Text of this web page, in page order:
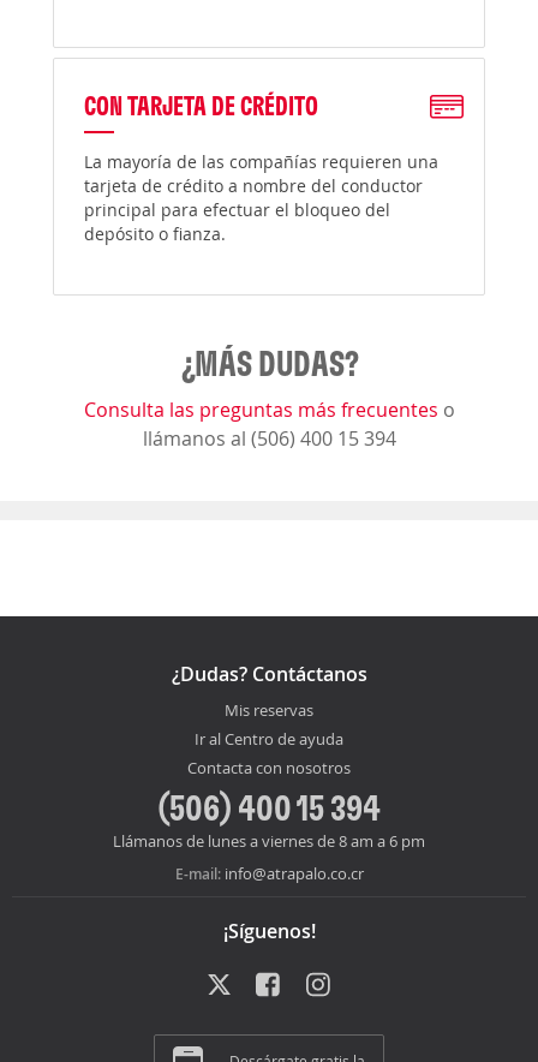
CON TARJETA DE CRÉDITO
La mayoría de las compañías requieren una
tarjeta de crédito a nombre del conductor
principal para efectuar el bloqueo del
depósito o fianza.
¿MÁS DUDAS?
Consulta las preguntas más frecuentes o
llámanos al (506) 400 15 394
¿Dudas? Contáctanos
Mis reservas
Ir al Centro de ayuda
Contacta con nosotros
(506) 400 15 394
Llámanos de lunes a viernes de 8 am a 6 pm
E-mail: info@atrapalo.co.cr
¡Síguenos!